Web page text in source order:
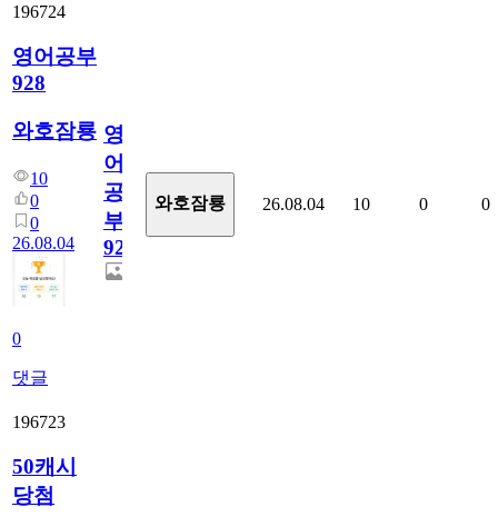
196724
영어공부
928
와호잠룡
10
0
0
26.08.04
0
댓글
영
어
공
부
928
와호잠룡 26.08.04 10 0 0
196723
50캐시
당첨